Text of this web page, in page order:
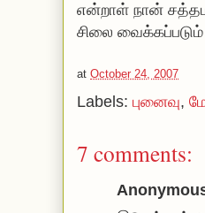
என்றாள் நான்
சிலை
at October 24, 2007
Labels: புனைவு,
7 comments: